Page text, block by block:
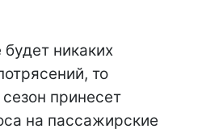
никаких
то
принесет
на пассажирские